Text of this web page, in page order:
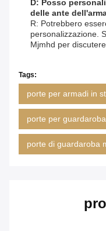
D: Posso
delle ante
R: Potrebbero
personalizzazione.
Mjmhd per
Tags:
porte per armadi in
porte per
porte di guardaroba